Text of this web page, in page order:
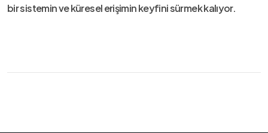
bir sistemin ve küresel erişimin keyfini sürmek kalıyor.